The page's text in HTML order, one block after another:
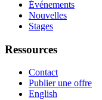
Événements
Nouvelles
Stages
Ressources
Contact
Publier une offre
English